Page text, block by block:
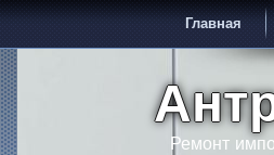
Ремонт
Главная